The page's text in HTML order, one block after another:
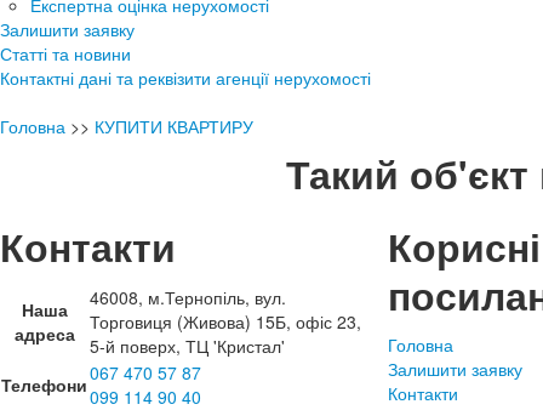
Експертна оцінка нерухомості
Залишити заявку
Статті та новини
Контактні дані та реквізити агенції нерухомості
Головна >> КУПИТИ КВАРТИРУ
Такий об'єкт
Контакти
Наша
адреса
46008, м.Тернопіль, вул.
Торговиця (Живова) 15Б, офіс 23,
5-й поверх, ТЦ 'Кристал'
Телефони067 470 57 87
099 114 90 40
Корисні
Головна
Залишити заявку
Контакти